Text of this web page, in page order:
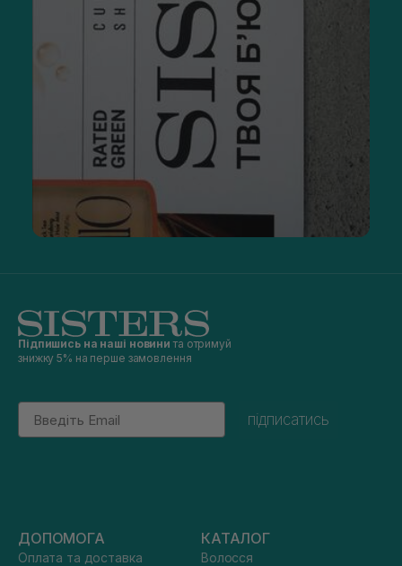
Підпишись на наші новини та отримуй
знижку 5% на перше замовлення
Email
підписатись
ДОПОМОГА
Оплата та доставка
КАТАЛОГ
Волосся